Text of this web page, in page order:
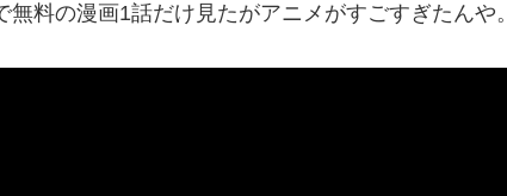
無料の漫画1話だけ見たがアニメがすごすぎたんや。